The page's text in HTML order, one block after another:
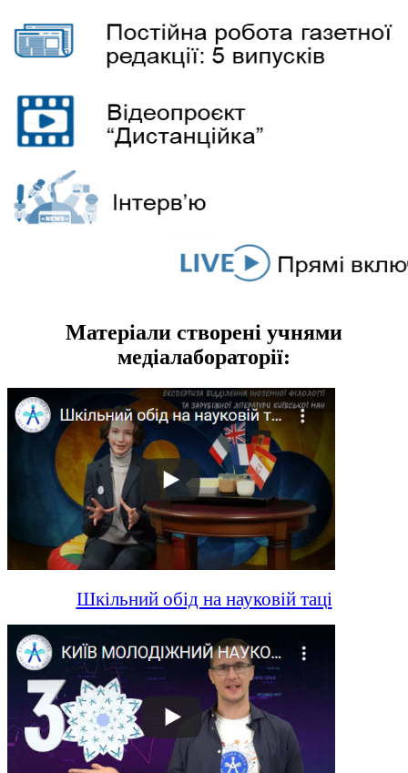
Матеріали створені учнями
медіалабораторії:
Шкільний обід на науковій таці